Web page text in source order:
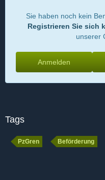
Sie haben noch kein
Registrieren Sie sich
unserer
Anmelden
Tags
PzGren Beförderung